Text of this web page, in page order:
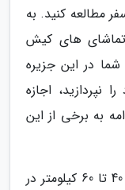
مطالعه کنید. به
های کیش
شما در این جزیره
نپردازید، اجازه
به برخی از این
سرعت مجاز برای رانندگی در کیش 40 تا 60 کیلومتر در